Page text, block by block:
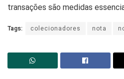
transações são medidas
Tags: colecionadores nota